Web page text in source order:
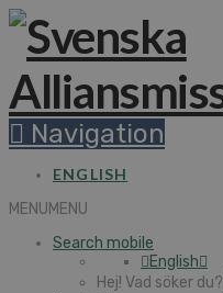
Navigation
ENGLISH
MENUMENU
Search mobile
English
Hej! Vad söker du?